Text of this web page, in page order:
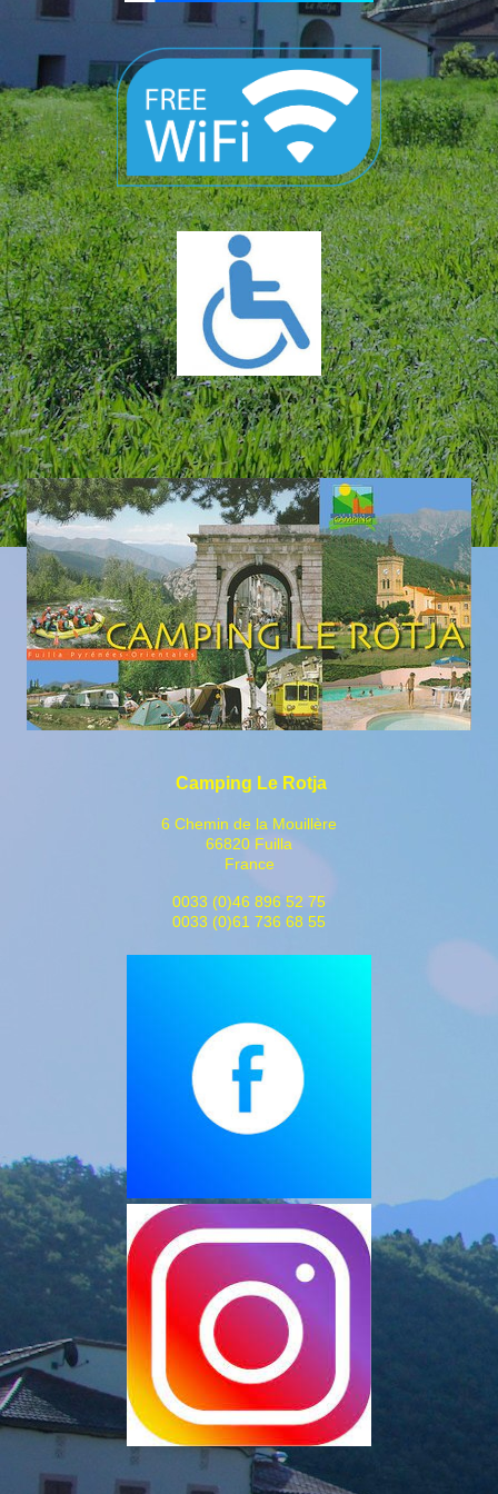
Camping Le Rotja
6 Chemin de la Mouillère
66820 Fuilla
France
0033 (0)46 896 52 75
0033 (0)61 736 68 55